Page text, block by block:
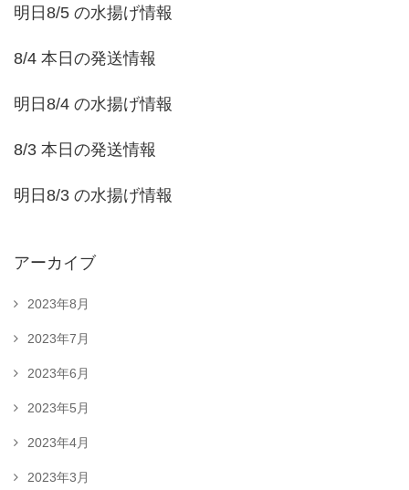
明日8/5 の水揚げ情報
8/4 本日の発送情報
明日8/4 の水揚げ情報
8/3 本日の発送情報
明日8/3 の水揚げ情報
アーカイブ
2023年8月
2023年7月
2023年6月
2023年5月
2023年4月
2023年3月